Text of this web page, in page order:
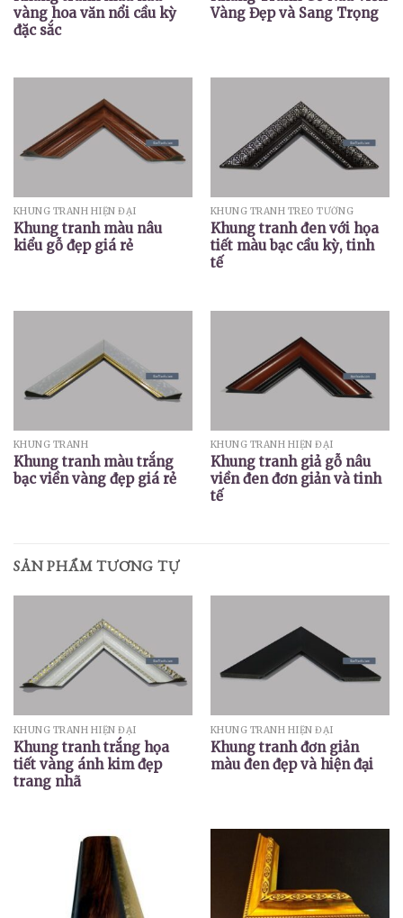
vàng hoa văn nổi cầu kỳ
đặc sắc
Vàng Đẹp và Sang Trọng
KHUNG TRANH HIỆN ĐẠI
Khung tranh màu nâu
kiểu gỗ đẹp giá rẻ
KHUNG TRANH TREO TƯỜNG
Khung tranh đen với họa
tiết màu bạc cầu kỳ, tinh
tế
KHUNG TRANH
Khung tranh màu trắng
bạc viền vàng đẹp giá rẻ
KHUNG TRANH HIỆN ĐẠI
Khung tranh giả gỗ nâu
viền đen đơn giản và tinh
tế
SẢN PHẨM TƯƠNG TỰ
KHUNG TRANH HIỆN ĐẠI
Khung tranh trắng họa
tiết vàng ánh kim đẹp
trang nhã
KHUNG TRANH HIỆN ĐẠI
Khung tranh đơn giản
màu đen đẹp và hiện đại